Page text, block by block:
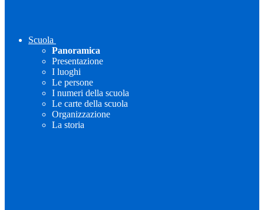
Scuola
Panoramica
Presentazione
I luoghi
Le persone
I numeri della scuola
Le carte della scuola
Organizzazione
La storia